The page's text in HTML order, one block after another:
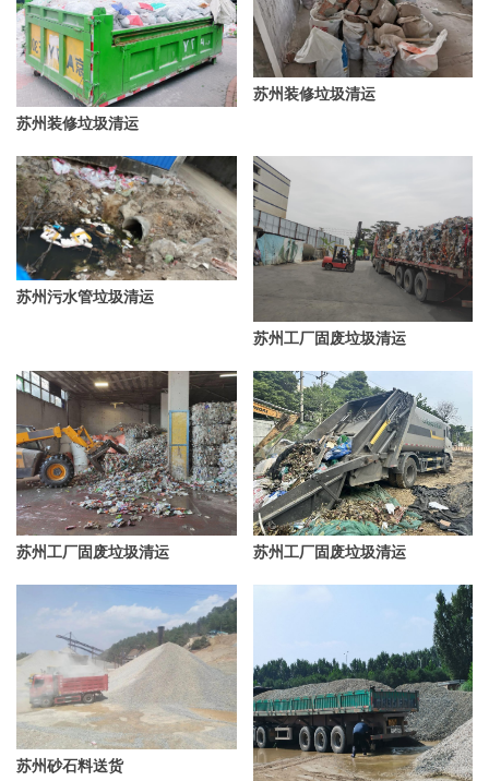
苏州装修垃圾清运
苏州装修垃圾清运
苏州污水管垃圾清运
苏州工厂固废垃圾清运
苏州工厂固废垃圾清运 苏州工厂固废垃圾清运
苏州砂石料送货